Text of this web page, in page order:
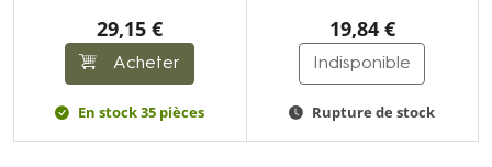
29,15 €
Acheter
En stock 35 pièces
19,84 €
Indisponible
Rupture de stock